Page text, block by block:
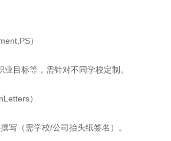
）
目标等，需针对不同学校定制。
）
写（需学校/公司抬头纸签名）。